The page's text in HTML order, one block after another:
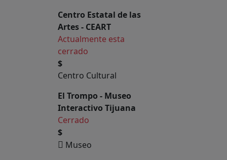
Centro Estatal de las
Artes - CEART
Actualmente esta
cerrado
$
Centro Cultural
El Trompo - Museo
Interactivo Tijuana
Cerrado
$
Museo